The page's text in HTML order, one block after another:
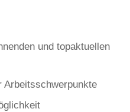
und topaktuellen
Arbeitsschwerpunkte